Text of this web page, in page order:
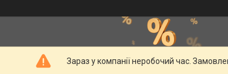
Зараз у компанії неробочий час.